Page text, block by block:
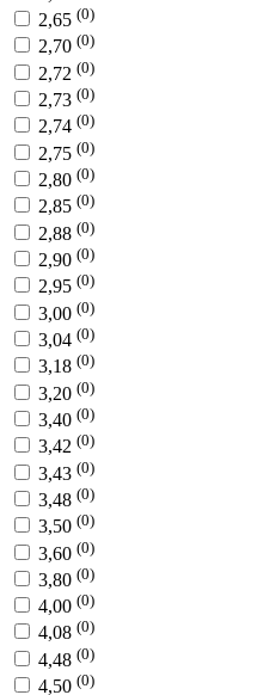
2,65 (0)
2,70 (0)
2,72 (0)
2,73 (0)
2,74 (0)
2,75 (0)
2,80 (0)
2,85 (0)
2,88 (0)
2,90 (0)
2,95 (0)
3,00 (0)
3,04 (0)
3,18 (0)
3,20 (0)
3,40 (0)
3,42 (0)
3,43 (0)
3,48 (0)
3,50 (0)
3,60 (0)
3,80 (0)
4,00 (0)
4,08 (0)
4,48 (0)
4,50 (0)